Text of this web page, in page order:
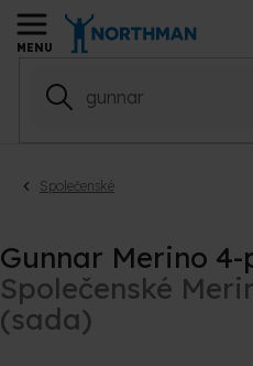
Přejít
na
Společenské
Gunnar Merino
Společenské
(sada)